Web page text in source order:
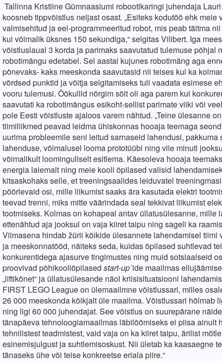
Tallinna Kristiine Gümnaasiumi robootikaringi juhendaja
koosneb tippvõistlus neljast osast. „Esiteks kodutöö ehk meie
valmisehitud ja eel-programmeeritud robot, mis peab täitma
kui võimalik üksnes 150 sekundiga,“ selgitas Vilibert. Iga
võistluslaual 3 korda ja parimaks saavutatud tulemuse põhjal
robotimängu edetabel. Sel aastal kujunes robotimäng aga
põnevaks- kaks meeskonda saavutasid nii teises kui ka
võrdsed punktid ja võitja selgitamiseks tuli vaadata esimese
vooru tulemusi. Öökullid nõrgim sõit oli aga parem kui
saavutati ka robotimängus esikoht-sellist parimate viiki või
pole Eesti võistluste ajaloos varem nähtud. „Teine ülesanne
tiimiliikmed peavad leidma ühiskonnas hooaja teemaga
uurima probleemile seni leitud sarnaseid lahendusi, pakkuma
lahenduse, võimalusel looma prototüübi ning viie minuti
võimalikult loominguliselt esitlema. Käesoleva hooaja
energia laiemalt ning meie kooli õpilased valisid
kitsaskohaks selle, et treeningsaalides leiduvatel
pöörlevaid osi, mille liikumist saaks ära kasutada elektri
teevad trenni, miks mitte väärindada seal tekkivat liikumist
tootmiseks. Kolmas on kohapeal antav üllatusülesanne, mille
ettenähtud aja jooksul on vaja kiiret taipu ning sageli ka
Viimasena hindab žürii kõikide ülesannete lahendamisel tiimi
ja meeskonnatööd, näiteks seda, kuidas õpilased suhtlevad
konkurentidega ajasurve tingimustes ning muid sotsiaalseid
proovivad põhikooliõpilased start-up´ide maailmas
„liftikõnet“ ja üllatusülesande näol kriisisituatsiooni
FIRST LEGO League on ülemaailmne võistlussari, milles
26 000 meeskonda kõikjalt üle maailma. Võistlussari hõlmab
ning ligi 60 000 juhendajat. See võistlus on suurepärane
tänapäeva tehnoloogiamaailmas läbilöömiseks ei piisa ainult
tehnilistest teadmistest, vaid vaja on ka kiiret taipu, ärilist
esinemisjulgust ja suhtlemisoskust. Nii ületab ka kaasaegne
tänaseks ühe või teise konkreetse eriala piire.“